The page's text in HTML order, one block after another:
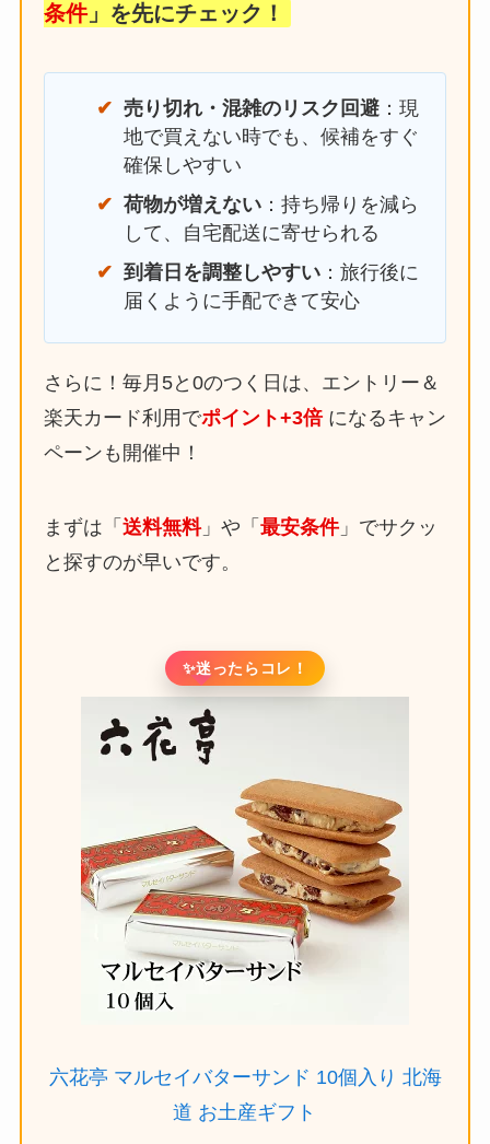
条件」を先にチェック！
売り切れ・混雑のリスク回避：現
地で買えない時でも、候補をすぐ
確保しやすい
荷物が増えない：持ち帰りを減ら
して、自宅配送に寄せられる
到着日を調整しやすい：旅行後に
届くように手配できて安心
さらに！毎月5と0のつく日は、エントリー＆
楽天カード利用でポイント+3倍になるキャン
ペーンも開催中！
まずは「 送料無料」や「 最安条件」でサクッ
と探すのが早いです。
✨迷ったらコレ！
六花亭 マルセイバターサンド 10個入り 北海
道 お土産ギフト